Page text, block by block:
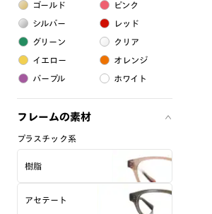
ゴールド ピンク
シルバー レッド
グリーン クリア
イエロー オレンジ
パープル ホワイト
フレームの素材
プラスチック系
樹脂
アセテート